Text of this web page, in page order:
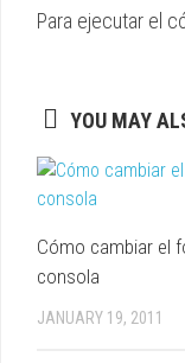
Para ejecutar el
YOU MAY
Cómo cambiar el
consola
JANUARY 19, 2011